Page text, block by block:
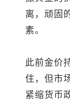
离，顽固
素。
此前金价
住，但市
紧缩货币